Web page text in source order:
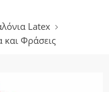
Latex
και Φράσεις